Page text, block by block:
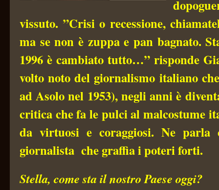
vissuto. ”Crisi o recessione,
ma se non è zuppa e pan bagnato.
1996 è cambiato tutto…” risponde
volto noto del giornalismo italiano
ad Asolo nel 1953), negli anni è
critica che fa le pulci al malcostume
da virtuosi e coraggiosi. Ne
giornalista che graffia i poteri forti.
Stella, come sta il nostro Paese oggi?